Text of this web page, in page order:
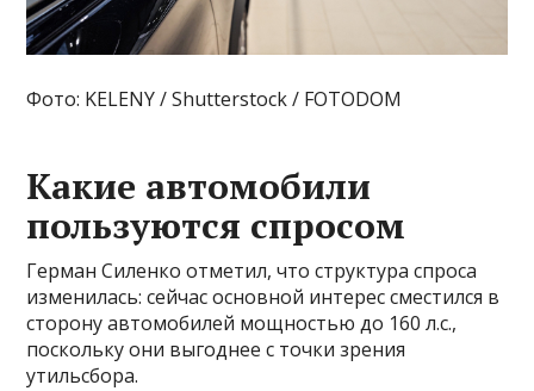
Фото: KELENY / Shutterstock / FOTODOM
Какие автомобили
пользуются спросом
Герман Силенко отметил, что структура спроса
изменилась: сейчас основной интерес сместился в
сторону автомобилей мощностью до 160 л.с.,
поскольку они выгоднее с точки зрения
утильсбора.